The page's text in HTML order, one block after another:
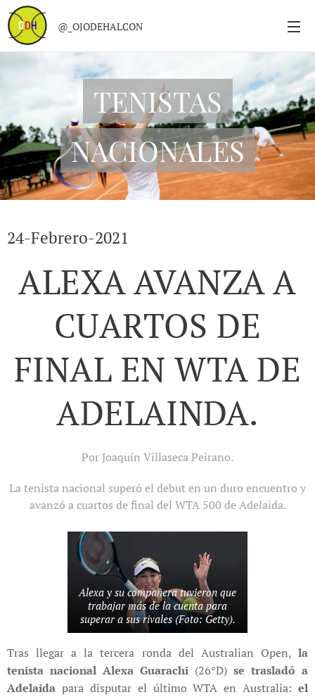
@_OJODEHALCON
TENISTAS
NACIONALES
24-Febrero-2021
ALEXA AVANZA A
CUARTOS DE
FINAL EN WTA DE
ADELAINDA.
Por Joaquín Villaseca Peirano.
La tenista nacional superó el debut en un duro encuentro y
avanzó a cuartos de final del WTA 500 de Adelaida.
Alexa y su compañera tuvieron que
trabajar más de la cuenta para
superar a sus rivales (Foto: Getty).
Tras llegar a la tercera ronda del Australian Open, la
tenista nacional Alexa Guarachi (26°D) se trasladó a
Adelaida para disputar el último WTA en Australia: el